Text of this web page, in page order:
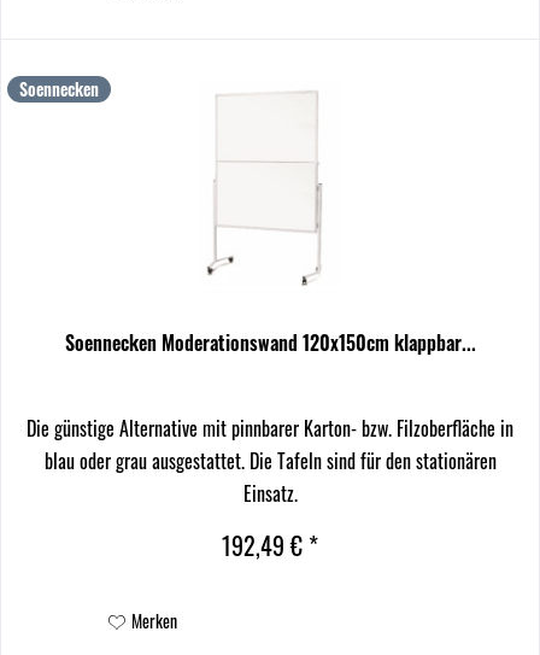
Soennecken
Soennecken Moderationswand 120x150cm klappbar...
Die günstige Alternative mit pinnbarer Karton- bzw. Filzoberfläche in
blau oder grau ausgestattet. Die Tafeln sind für den stationären
Einsatz.
192,49 € *
Merken